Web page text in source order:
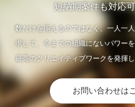
短納期案件も対応可
数だけを揃えるのではなく、一人一
求して、今までの組織にないパワーを
最高のクリエイティブワークを発揮し
お問い合わせは